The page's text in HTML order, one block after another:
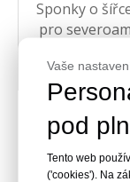
Sponky o
pro
Vaše
pod
Tento web
('cookies'). Na